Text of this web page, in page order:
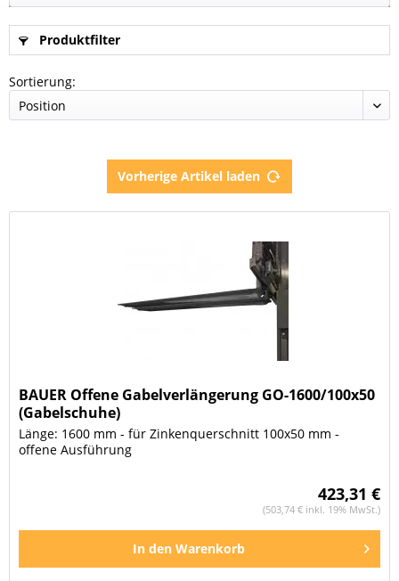
Produktfilter
Sortierung:
Vorherige Artikel laden
BAUER Offene Gabelverlängerung GO-1600/100x50
(Gabelschuhe)
Länge: 1600 mm - für Zinkenquerschnitt 100x50 mm -
offene Ausführung
423,31 €
(503,74 € inkl. 19% MwSt.)
In den Warenkorb